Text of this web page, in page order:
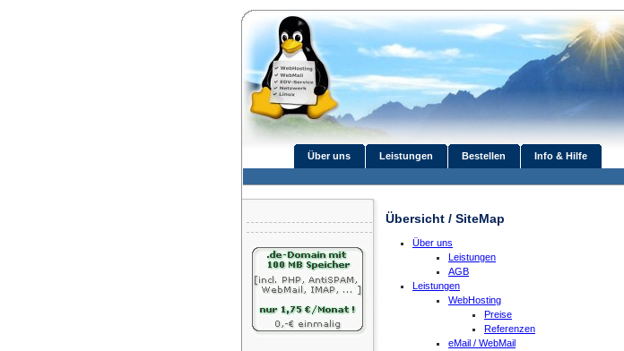
Über uns Leistungen Bestellen Info & Hilfe
Übersicht / SiteMap
Über uns
Leistungen
AGB
Leistungen
WebHosting
Preise
Referenzen
eMail / WebMail